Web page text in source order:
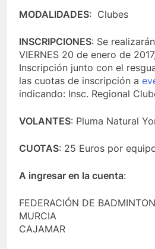
MODALIDADES: Clubes
INSCRIPCIONES: Se
VIERNES 20 de enero de
Inscripción junto con el
las cuotas de inscripción a
indicando: Insc. Regional
VOLANTES: Pluma Natural
CUOTAS: 25 Euros por
A ingresar en la cuenta:
FEDERACIÓN DE
MURCIA
CAJAMAR